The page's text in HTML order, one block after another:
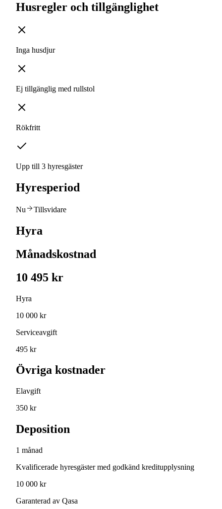
Husregler och tillgänglighet
Inga husdjur
Ej tillgänglig med rullstol
Rökfritt
Upp till 3 hyresgäster
Hyresperiod
Nu Tillsvidare
Hyra
Månadskostnad
10 495 kr
Hyra
10 000 kr
Serviceavgift
495 kr
Övriga kostnader
Elavgift
350 kr
Deposition
1 månad
Kvalificerade hyresgäster med godkänd kreditupplysning
10 000 kr
Garanterad av Qasa